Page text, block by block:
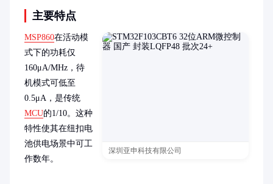
主要特点
深圳亚申科技有限公司
MSP860在活动模
式下的功耗仅
160μA/MHz，待
机模式可低至
0.5μA，是传统
MCU的1/10。这种
特性使其在纽扣电
池供电场景中可工
作数年。